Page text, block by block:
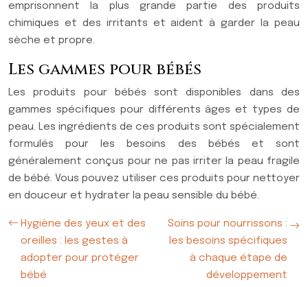
emprisonnent la plus grande partie des produits
chimiques et des irritants et aident à garder la peau
sèche et propre.
Les gammes pour bébés
Les produits pour bébés sont disponibles dans des
gammes spécifiques pour différents âges et types de
peau. Les ingrédients de ces produits sont spécialement
formulés pour les besoins des bébés et sont
généralement conçus pour ne pas irriter la peau fragile
de bébé. Vous pouvez utiliser ces produits pour nettoyer
en douceur et hydrater la peau sensible du bébé.
Hygiène des yeux et des
oreilles : les gestes à
adopter pour protéger
bébé
Soins pour nourrissons :
les besoins spécifiques
à chaque étape de
développement